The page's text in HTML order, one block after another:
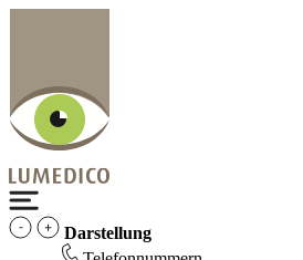
Darstellung